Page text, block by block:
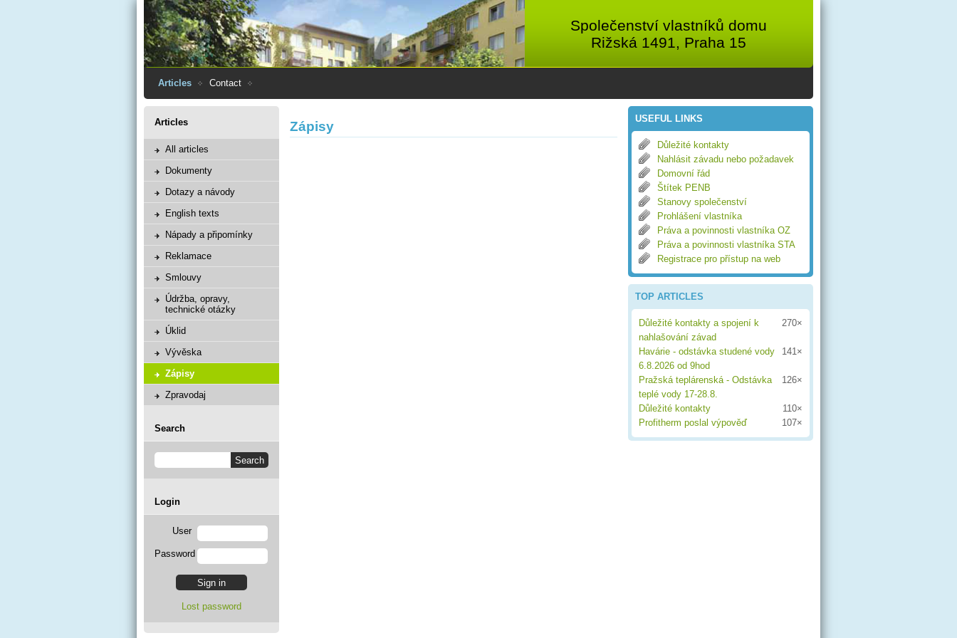
Společenství vlastníků domu
Rižská 1491, Praha 15
Articles Contact
Articles
All articles
Dokumenty
Dotazy a návody
English texts
Nápady a připomínky
Reklamace
Smlouvy
Údržba, opravy,
technické otázky
Úklid
Vývěska
Zápisy
Zpravodaj
Search
Login
User
Password
Lost password
Zápisy
USEFUL LINKS
Důležité kontakty
Nahlásit závadu nebo požadavek
Domovní řád
Štítek PENB
Stanovy společenství
Prohlášení vlastníka
Práva a povinnosti vlastníka OZ
Práva a povinnosti vlastníka STA
Registrace pro přístup na web
TOP ARTICLES
270×
Důležité kontakty a spojení k
nahlašování závad
141×
Havárie - odstávka studené vody
6.8.2026 od 9hod
126×
Pražská teplárenská - Odstávka
teplé vody 17-28.8.
110×
Důležité kontakty
107×
Profitherm poslal výpověď